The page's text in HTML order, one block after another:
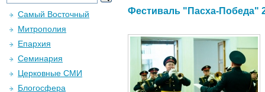
Фестиваль "Пасха-Победа"
Самый Восточный
Митрополия
Епархия
Семинария
Церковные СМИ
Блогосфера